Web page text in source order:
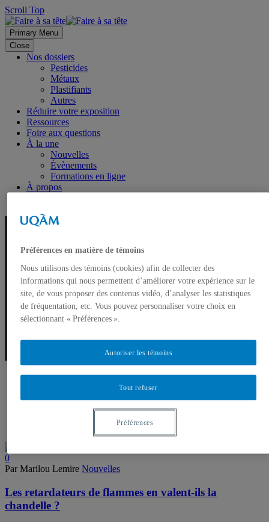
Scroll Top
Primary Menu
Close
Nos dossiers
Pesticides
Métaux
Plastifiants
Autres
Réduire votre exposition
Ressources
Foire aux questions
À la une
Nouvelles
Évènements
Formations en ligne
À propos
Feu
0
Par Marilou Lemire Nouvelles
Les retardateurs de flammes en valent-ils la
chandelle ?
Préférences en matière de témoins
Nous utilisons des témoins (cookies) afin de collecter des
informations qui nous permettent d’améliorer votre expérience sur le
site, de vous proposer des contenus vidéo, d’analyser les statistiques
de fréquentation, etc. Vous pouvez personnaliser votre choix en
sélectionnant « Préférences ».
Tout refuser
Autoriser les témoins
Préférences